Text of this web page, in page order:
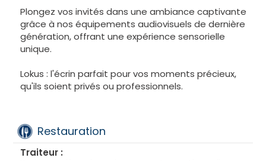
Plongez vos invités dans une ambiance captivante
grâce à nos équipements audiovisuels de dernière
génération, offrant une expérience sensorielle
unique.
Lokus : l'écrin parfait pour vos moments précieux,
qu'ils soient privés ou professionnels.
Restauration
Traiteur :